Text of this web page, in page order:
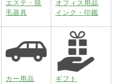
エステ・脱
毛器具
オフィス用品
インク・印鑑
カー用品
ギフト